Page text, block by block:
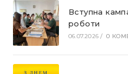
Вступна
роботи
06.07.2026 / 0